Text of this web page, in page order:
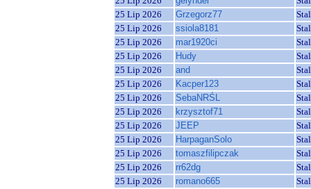
25 Lip 2026
Grzegorz77
25 Lip 2026
ssiola8181
25 Lip 2026
mar1920ci
25 Lip 2026
Hudy
25 Lip 2026
and
25 Lip 2026
Kacper123
25 Lip 2026
SebaNRŚL
25 Lip 2026
krzysztof71
25 Lip 2026
JEEP
25 Lip 2026
HarpaganSolo
25 Lip 2026
tomaszfilipczak
25 Lip 2026
rr62dg
25 Lip 2026
romano665